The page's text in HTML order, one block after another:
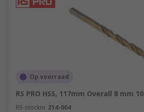
Op voorraad
RS PRO HSS, 117mm Overall 8 mm 10
RS-stocknr. 214-004